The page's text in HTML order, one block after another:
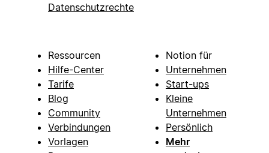
Datenschutzrechte
Ressourcen
Hilfe-Center
Tarife
Blog
Community
Verbindungen
Vorlagen
Notion für
Unternehmen
Start-ups
Kleine
Unternehmen
Persönlich
Mehr